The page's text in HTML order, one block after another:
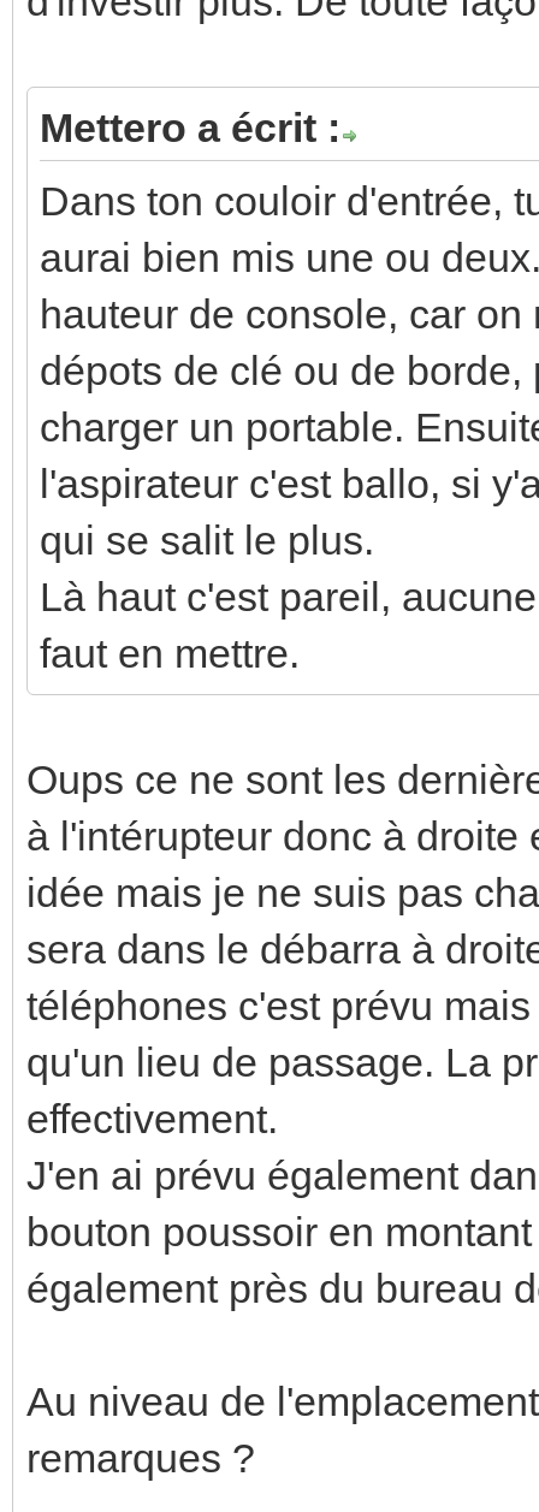
Mettero a écrit :
Dans ton couloir d'entrée,
aurai bien mis une ou
hauteur de console, car
dépots de clé ou de
charger un portable.
l'aspirateur c'est ballo, si
qui se salit le plus.
Là haut c'est pareil,
faut en mettre.
Oups ce ne sont les
à l'intérupteur donc à
idée mais je ne suis pas
sera dans le débarra à
téléphones c'est prévu
qu'un lieu de passage. La
effectivement.
J'en ai prévu également
bouton poussoir en
également près du bureau
Au niveau de
remarques ?